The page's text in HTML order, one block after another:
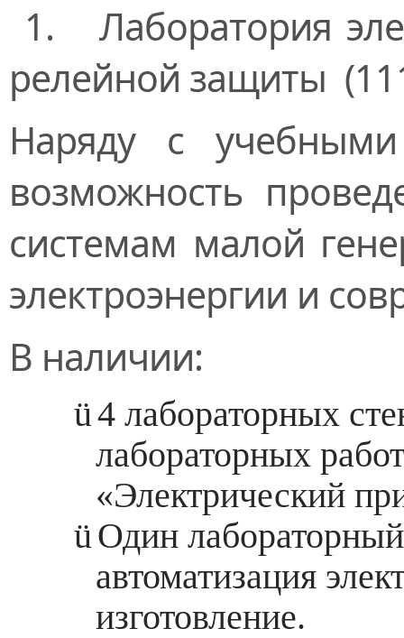
1. ​​Лаборатория
релейной защиты
Наряду с
возможность
системам малой
электроэнергии и
В наличии:
ü4 лабораторных
лабораторных
«Электрический
üОдин
автоматизация
изготовление.